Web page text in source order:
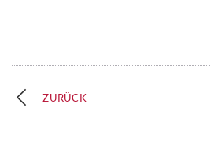
ZURÜCK